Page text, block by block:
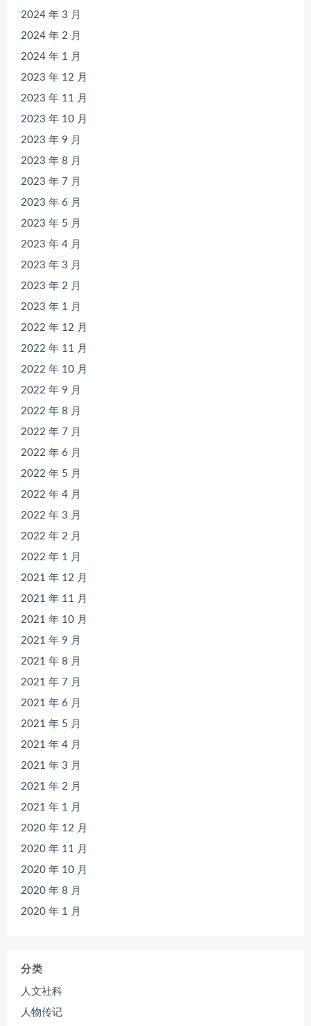
2024 年 3 月
2024 年 2 月
2024 年 1 月
2023 年 12 月
2023 年 11 月
2023 年 10 月
2023 年 9 月
2023 年 8 月
2023 年 7 月
2023 年 6 月
2023 年 5 月
2023 年 4 月
2023 年 3 月
2023 年 2 月
2023 年 1 月
2022 年 12 月
2022 年 11 月
2022 年 10 月
2022 年 9 月
2022 年 8 月
2022 年 7 月
2022 年 6 月
2022 年 5 月
2022 年 4 月
2022 年 3 月
2022 年 2 月
2022 年 1 月
2021 年 12 月
2021 年 11 月
2021 年 10 月
2021 年 9 月
2021 年 8 月
2021 年 7 月
2021 年 6 月
2021 年 5 月
2021 年 4 月
2021 年 3 月
2021 年 2 月
2021 年 1 月
2020 年 12 月
2020 年 11 月
2020 年 10 月
2020 年 8 月
2020 年 1 月
分类
人文社科
人物传记